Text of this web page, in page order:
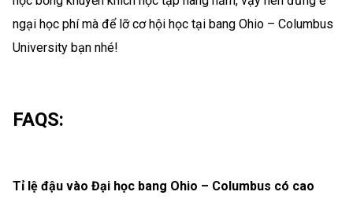
ngại học phí mà để lỡ cơ hội học tại bang Ohio – Columbus
University bạn nhé!
FAQS:
Tỉ lệ đậu vào Đại học bang Ohio – Columbus có cao